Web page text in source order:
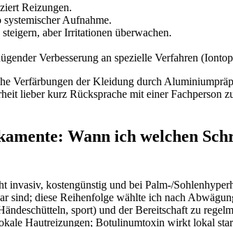
‍Reizungen.
Aufnahme.
aber Irritationen überwachen.
Verbesserung an spezielle ⁣Verfahren
Verfärbungen der Kleidung durch⁣
⁣lieber kurz Rücksprache mit einer ‍Fachperson
Wann ich welchen‍
invasiv, kostengünstig und bei⁤ Palm-/
sind; diese Reihenfolge wählte ich nach
sport) und der Bereitschaft⁢ zu
Hautreizungen; ‌Botulinumtoxin ⁣wirkt lokal